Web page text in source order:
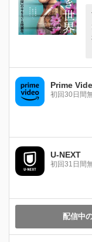
Prime
初回30日間
U-NEXT
初回31日間
配信中